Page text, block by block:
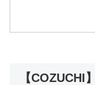
【COZUCHI